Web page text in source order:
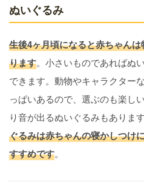
ぬいぐるみ
生後4ヶ月頃になると赤ちゃん
ります。小さいものであればぬ
できます。動物やキャラクター
っぱいあるので、選ぶのも楽し
り音が出るぬいぐるみもあります
ぐるみは赤ちゃんの寝かしつけ
すすめです。